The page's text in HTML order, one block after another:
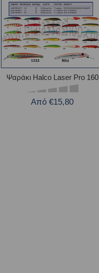
Ψαράκι Halco Laser Pro 160
Από €15,80